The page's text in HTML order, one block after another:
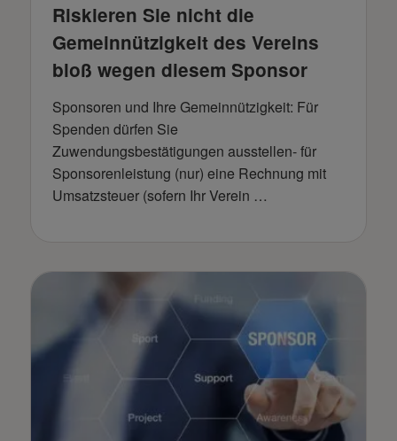
Riskieren Sie nicht die
Gemeinnützigkeit des Vereins
bloß wegen diesem Sponsor
Sponsoren und Ihre Gemeinnützigkeit: Für
Spenden dürfen Sie
Zuwendungsbestätigungen ausstellen- für
Sponsorenleistung (nur) eine Rechnung mit
Umsatzsteuer (sofern Ihr Verein …